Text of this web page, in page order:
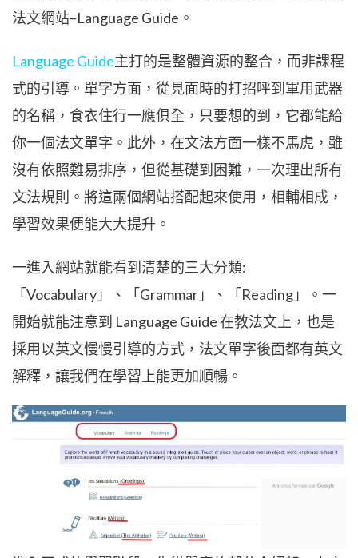
法文網站–Language Guide 。
Language Guide主打的是整體資源的整合，而非課程
式的引導。單字方面，從見面時的打招呼到軍用武器
的名稱，食衣住行一應俱全，只要想的到，它都能給
你一個法文單字。此外，在文法方面一樣不馬虎，雖
沒有依照難易排序，但從基礎到困難，一次理出所有
文法規則。將這兩個網站搭配起來使用，相輔相成，
學習效果便能大大提升。
一進入網站就能看到清楚的三大分類:
「Vocabulary」、「Grammar」、「Reading」。一
開始就能注意到 Language Guide在教法文上，也是
採用以英文慢慢引導的方式，法文單字後面都有英文
解釋，讓我們在學習上能更加順暢。